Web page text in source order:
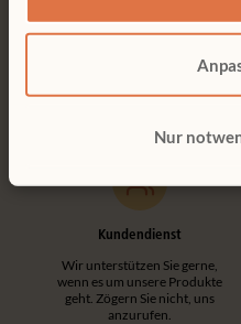
Nur
Kostenlose Lieferung
Kundendienst
Wir unterstützen Sie gerne,
wenn es um unsere Produkte
geht. Zögern Sie nicht, uns
anzurufen.